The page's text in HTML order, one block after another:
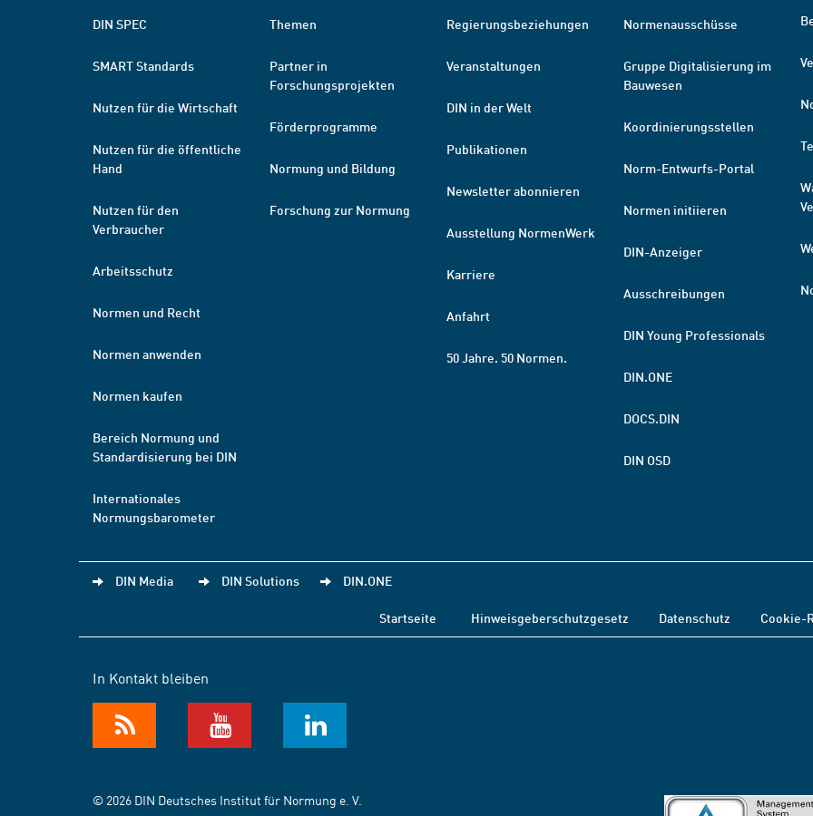
DIN SPEC
SMART Standards
Nutzen für die Wirtschaft
Nutzen für die öffentliche
Hand
Nutzen für den
Verbraucher
Arbeitsschutz
Normen und Recht
Normen anwenden
Normen kaufen
Bereich Normung und
Standardisierung bei DIN
Internationales
Normungsbarometer
Themen
Partner in
Forschungsprojekten
Förderprogramme
Normung und Bildung
Forschung zur Normung
Regierungsbeziehungen
Veranstaltungen
DIN in der Welt
Publikationen
Newsletter abonnieren
Ausstellung NormenWerk
Karriere
Anfahrt
50 Jahre. 50 Normen.
Normenausschüsse
Gruppe Digitalisierung im
Bauwesen
Koordinierungsstellen
Norm-Entwurfs-Portal
Normen initiieren
DIN-Anzeiger
Ausschreibungen
DIN Young Professionals
DIN.ONE
DOCS.DIN
DIN OSD
DIN Media DIN Solutions DIN.ONE
Startseite Hinweisgeberschutzgesetz Datenschutz Cookie-
In Kontakt bleiben
© 2026 DIN Deutsches Institut für Normung e. V.